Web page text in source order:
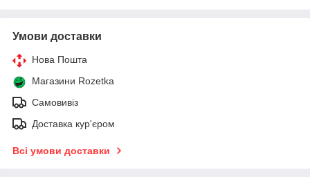
Умови доставки
Нова Пошта
Магазини Rozetka
Самовивіз
Доставка кур'єром
Всі умови доставки